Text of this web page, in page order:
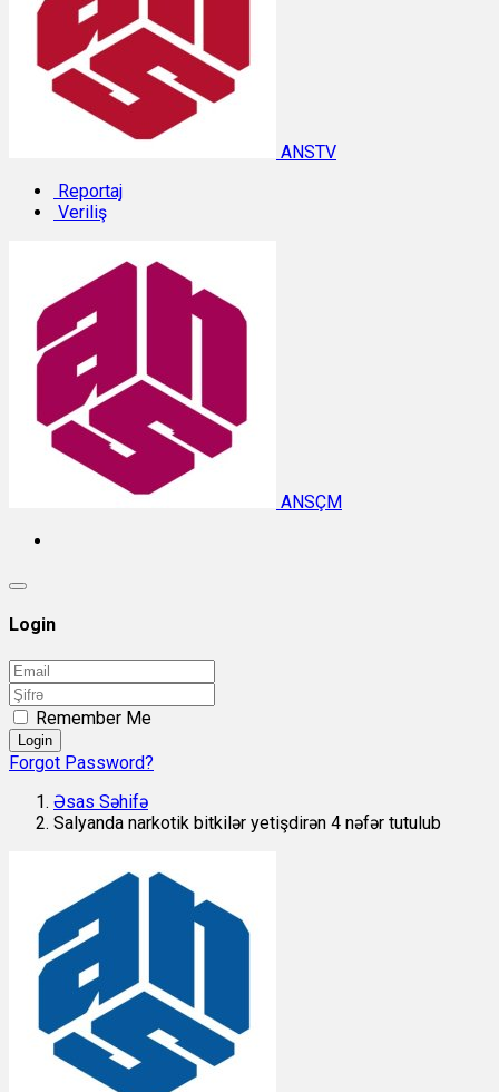
ANSTV
Reportaj
Veriliş
ANSÇM
Login
Remember Me
Login
Forgot Password?
Əsas Səhifə
Salyanda narkotik bitkilər yetişdirən 4 nəfər tutulub